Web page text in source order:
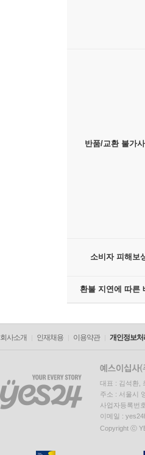
반품/교환 불가
소비자 피해보
환불 지연에 따른
회사소개 인재채용 이용약관 개인정보처
대표 : 김석환,
주소 : 서울시
사업자등록번
이메일 :
Copyright ⓒ